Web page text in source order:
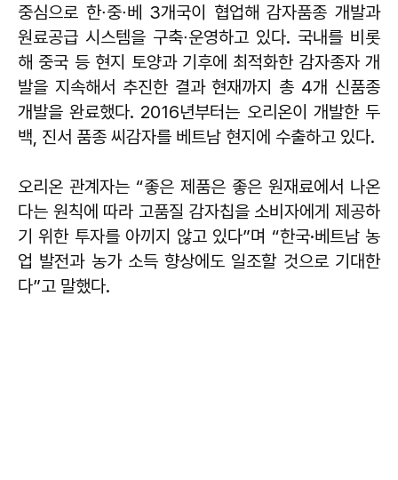
중심으로 한∙중∙베 3개국이 협업해 감자품종 개발과
원료공급 시스템을 구축∙운영하고 있다. 국내를 비롯
해 중국 등 현지 토양과 기후에 최적화한 감자종자 개
발을 지속해서 추진한 결과 현재까지 총 4개 신품종
개발을 완료했다. 2016년부터는 오리온이 개발한 두
백, 진서 품종 씨감자를 베트남 현지에 수출하고 있다.
오리온 관계자는 “좋은 제품은 좋은 원재료에서 나온
다는 원칙에 따라 고품질 감자칩을 소비자에게 제공하
기 위한 투자를 아끼지 않고 있다”며 “한국·베트남 농
업 발전과 농가 소득 향상에도 일조할 것으로 기대한
다”고 말했다.